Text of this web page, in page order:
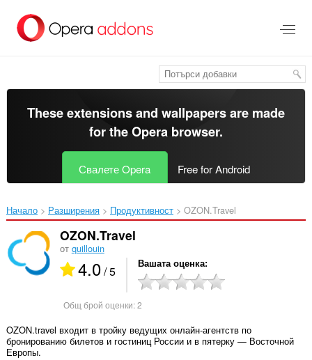
главното
съдържание
These extensions and wallpapers are made
for theOpera browser.
Свалете Opera Free for Android
Начало Разширения Продуктивност OZON.Travel‎
OZON.Travel
от quillouin
4.0/ 5 Вашата оценка
Общ брой оценки:2
OZON.travel входит в тройку ведущих онлайн-агентств по
бронированию билетов и гостиниц России и в пятерку — Восточной
Европы.